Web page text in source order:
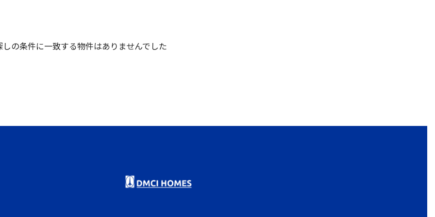
しの条件に一致する物件はありませんでした